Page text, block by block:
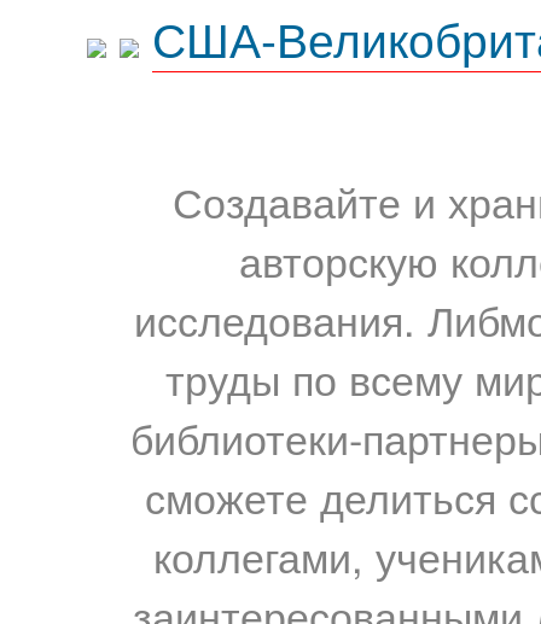
США-
Создавайте и
авторскую
исследования.
труды по всему
библиотеки-
сможете делиться
коллегами,